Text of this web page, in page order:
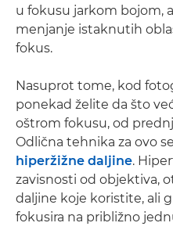
u fokusu jarkom bojom,
menjanje istaknutih
fokus.
Nasuprot tome, kod
ponekad želite da što
oštrom fokusu, od
Odlična tehnika za ovo
hiperžižne daljine.
zavisnosti od objektiva,
daljine koje koristite, ali
fokusira na približno